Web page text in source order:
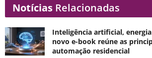
Notícias Relacionadas
Inteligência artificial,
novo e-book reúne as
automação residencial